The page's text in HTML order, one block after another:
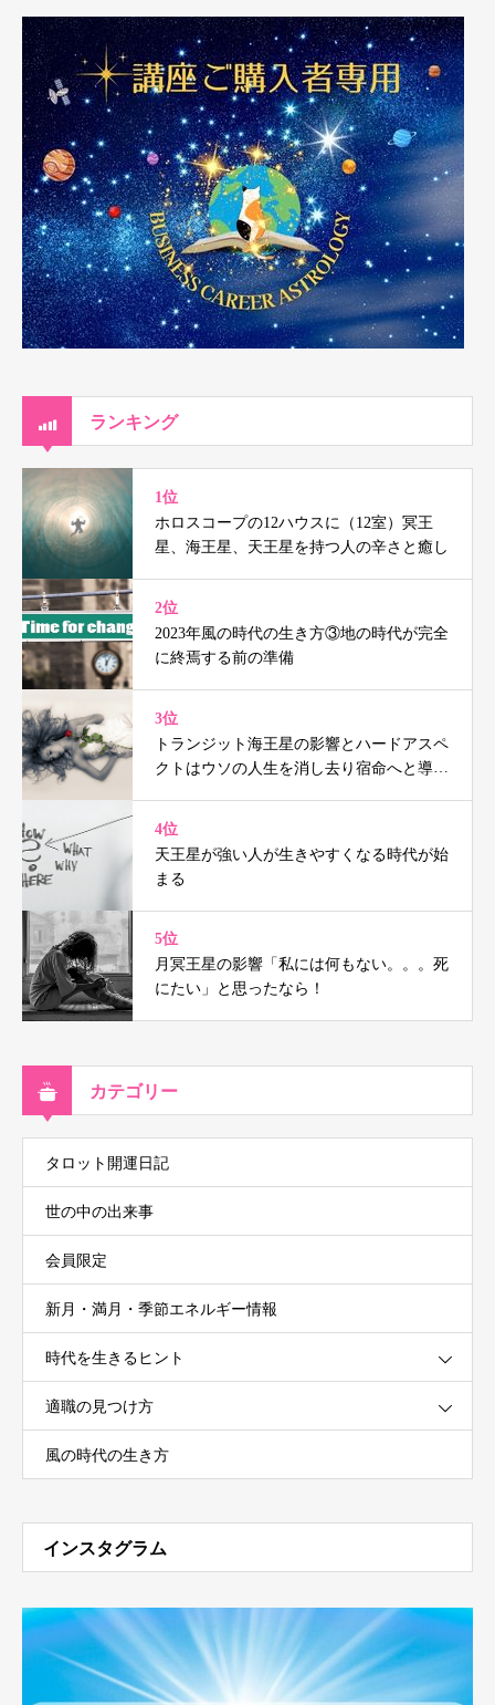
ランキング
1位
ホロスコープの12ハウスに（12室）冥王
星、海王星、天王星を持つ人の辛さと癒し
2位
2023年風の時代の生き方③地の時代が完全
に終焉する前の準備
3位
トランジット海王星の影響とハードアスペ
クトはウソの人生を消し去り宿命へと導く
4位
天王星が強い人が生きやすくなる時代が始
まる
5位
月冥王星の影響「私には何もない。。。死
にたい」と思ったなら！
カテゴリー
タロット開運日記
世の中の出来事
会員限定
新月・満月・季節エネルギー情報
時代を生きるヒント
適職の見つけ方
風の時代の生き方
インスタグラム